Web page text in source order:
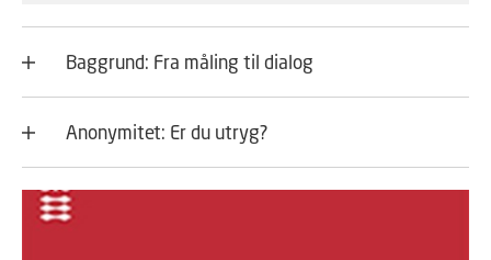
Baggrund: Fra måling til dialog
Anonymitet: Er du utryg?